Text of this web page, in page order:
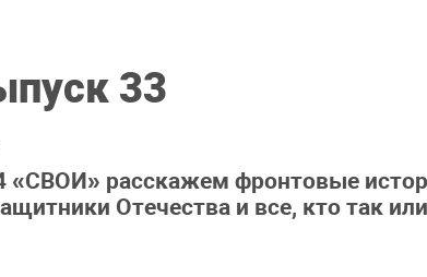
33
«СВОИ» расскажем фронтовые
Отечества и все, кто так